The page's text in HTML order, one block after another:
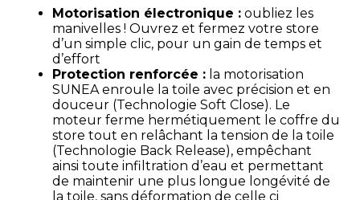
Motorisation électronique : oubliez les
manivelles ! Ouvrez et fermez votre store
d’un simple clic, pour un gain de temps et
d’effort
Protection renforcée : la motorisation
SUNEA enroule la toile avec précision et en
douceur (Technologie Soft Close). Le
moteur ferme hermétiquement le coffre du
store tout en relâchant la tension de la toile
(Technologie Back Release), empêchant
ainsi toute infiltration d’eau et permettant
de maintenir une plus longue longévité de
la toile, sans déformation de celle ci